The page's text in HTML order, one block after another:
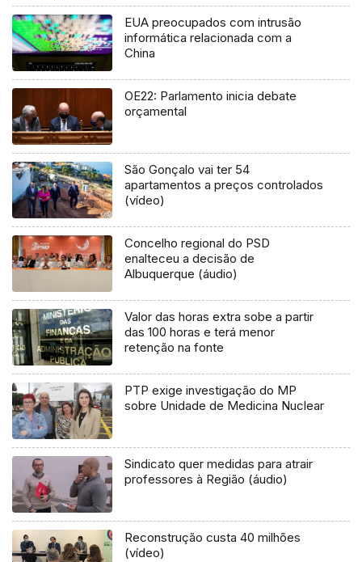
EUA preocupados com intrusão
informática relacionada com a
China
OE22: Parlamento inicia debate
orçamental
São Gonçalo vai ter 54
apartamentos a preços controlados
(vídeo)
Concelho regional do PSD
enalteceu a decisão de
Albuquerque (áudio)
Valor das horas extra sobe a partir
das 100 horas e terá menor
retenção na fonte
PTP exige investigação do MP
sobre Unidade de Medicina Nuclear
Sindicato quer medidas para atrair
professores à Região (áudio)
Reconstrução custa 40 milhões
(vídeo)